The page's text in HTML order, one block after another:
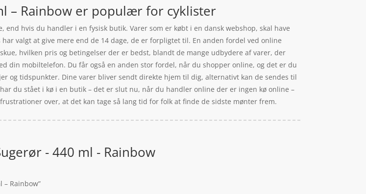
– Rainbow er populær for cyklister
hvis du handler i en fysisk butik. Varer som er købt i en dansk webshop, skal have
valgt at give mere end de 14 dage, de er forpligtet til. En anden fordel ved online
hvilken pris og betingelser der er bedst, blandt de mange udbydere af varer, der
din mobiltelefon. Du får også en anden stor fordel, når du shopper online, og det er du
og tidspunkter. Dine varer bliver sendt direkte hjem til dig, alternativt kan de sendes til
du stået i kø i en butik – det er slut nu, når du handler online der er ingen kø online –
over, at det kan tage så lang tid for folk at finde de sidste mønter frem.
- 440 ml - Rainbow
Rainbow”